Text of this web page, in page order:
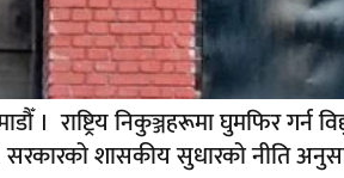
। राष्ट्रिय निकुञ्जहरूमा घुमफिर गर्न
शासकीय सुधारको नीति